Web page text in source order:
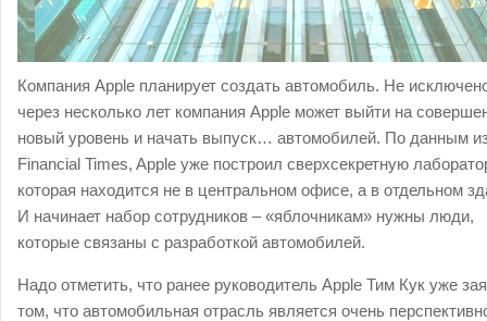
Компания Apple планирует создать автомобиль. Не
через несколько лет компания Apple может выйти на
новый уровень и начать выпуск… автомобилей. По данным
Financial Times, Apple уже построил сверхсекретную
которая находится не в центральном офисе, а в отдельном
И начинает набор сотрудников – «яблочникам» нужны люди,
которые связаны с разработкой автомобилей.
Надо отметить, что ранее руководитель Apple Тим Кук уже
том, что автомобильная отрасль является очень